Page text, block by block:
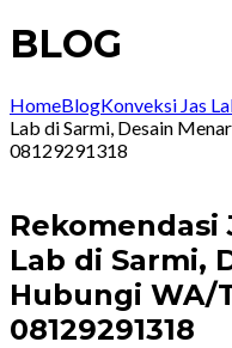
BLOG
HomeBlogKonveksi Jas
Lab di Sarmi, Desain
08129291318
Rekomendasi
Lab di Sarmi,
Hubungi WA/
08129291318